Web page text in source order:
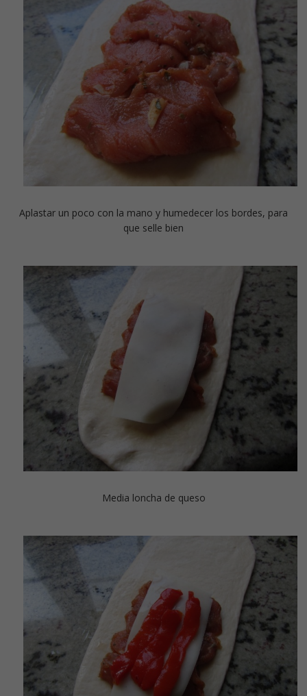
Aplastar un poco con la mano y humedecer los bordes, para
que selle bien
Media loncha de queso